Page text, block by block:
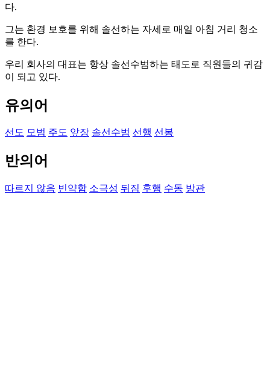
다.
그는 환경 보호를 위해 솔선하는 자세로 매일 아침 거리 청소
를 한다.
우리 회사의 대표는 항상 솔선수범하는 태도로 직원들의 귀감
이 되고 있다.
유의어
선도 모범 주도 앞장 솔선수범 선행 선봉
반의어
따르지 않음 빈약함 소극성 뒤짐 후행 수동 방관